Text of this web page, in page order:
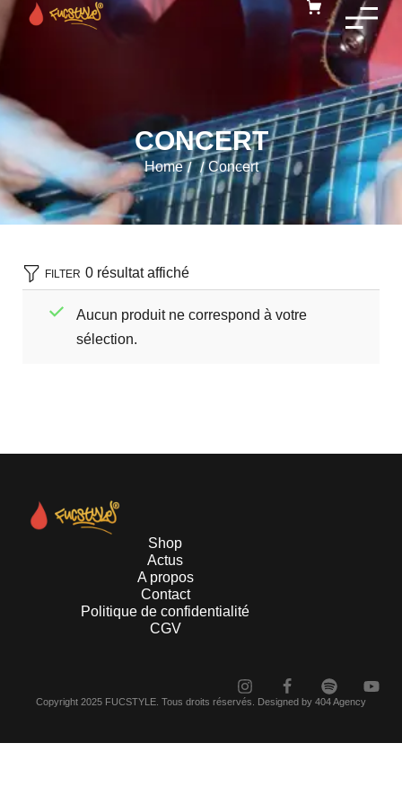
CONCERT
Home / / Concert
FILTER 0 résultat affiché
Aucun produit ne correspond à votre
sélection.
Shop
Actus
A propos
Contact
Politique de confidentialité
CGV
Copyright 2025 FUCSTYLE. Tous droits réservés. Designed by 404 Agency